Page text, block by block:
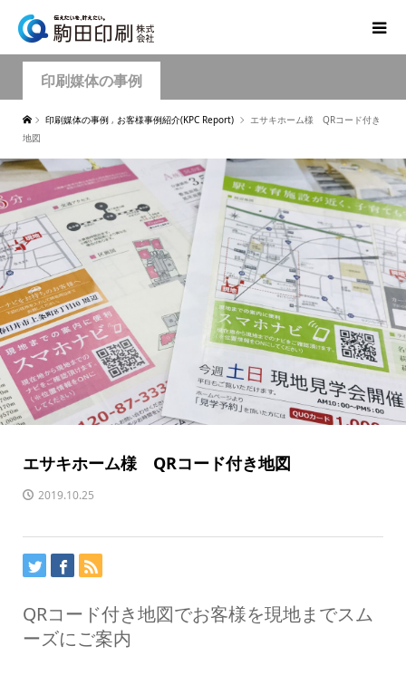
印刷媒体の事例
印刷媒体の事例 , お客様事例紹介(KPC Report)
エサキホーム様 QRコード付き
地図
エサキホーム様 QRコード付き地図
2019.10.25
QRコード付き地図でお客様を現地までスム
ーズにご案内